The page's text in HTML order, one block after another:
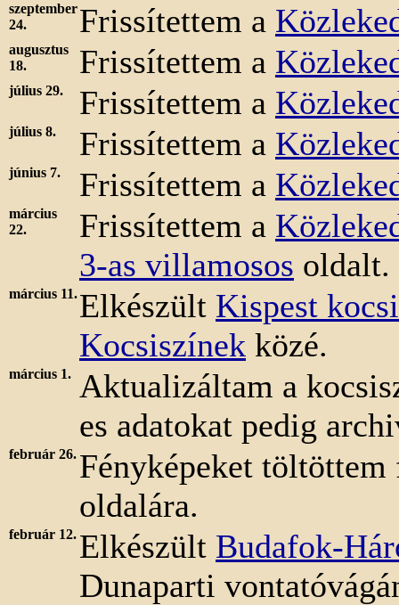
szeptember
24.
Frissítettem a
augusztus
18.
Frissítettem a
július 29. Frissítettem a
július 8. Frissítettem a
június 7. Frissítettem a
március
22.
Frissítettem a
3-as villamosos oldalt.
március 11.Elkészült Kispest
Kocsiszínek közé.
március 1. Aktualizáltam a
es adatokat pedig
február 26. Fényképeket
oldalára.
február 12. Elkészült Budafok-
Dunaparti